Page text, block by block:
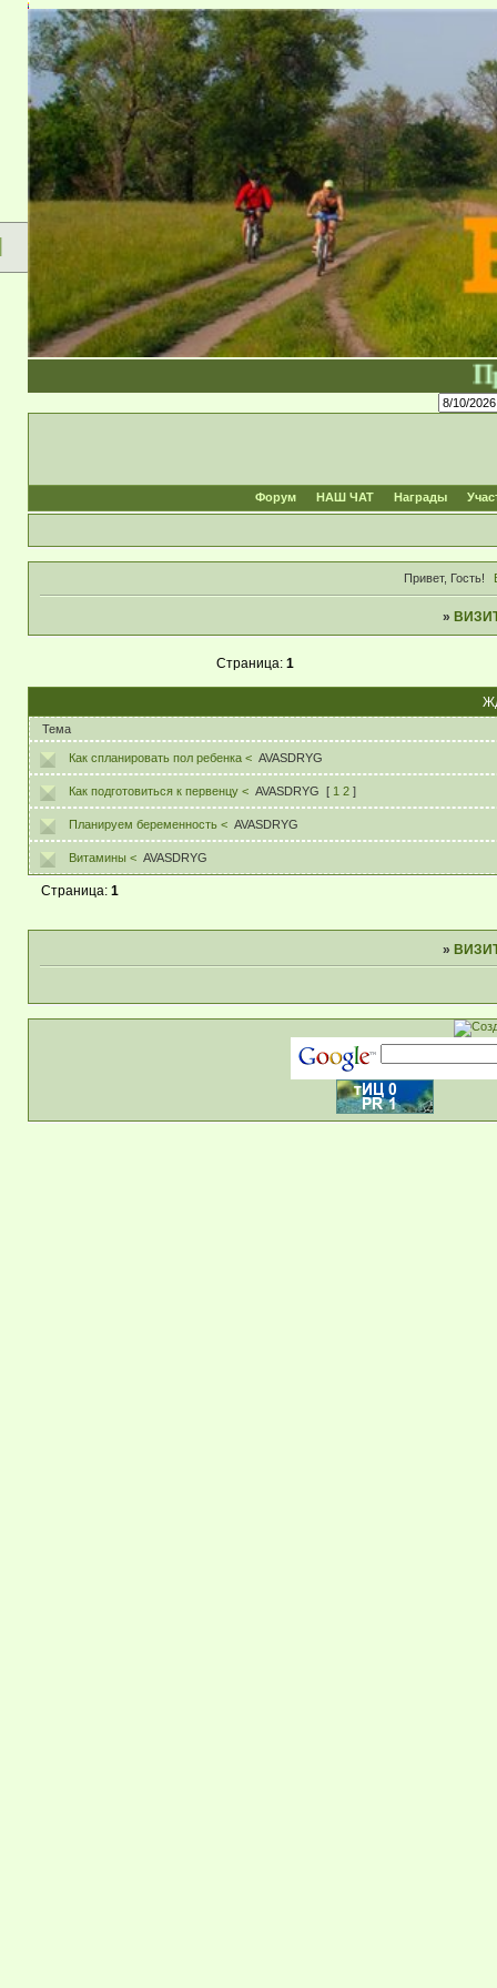
Форум
Форум НАШ ЧАТ Награды
Привет, Гость!
»
Страница:1
Тема
Как спланировать пол ребенка < AVASDRYG
Как подготовиться к первенцу < AVASDRYG [ 1 2 ]
Планируем беременность < AVASDRYG
Витамины < AVASDRYG
Страница: 1
»